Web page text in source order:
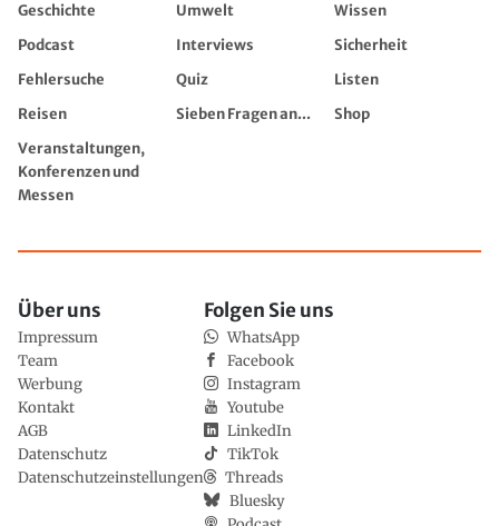
Geschichte Umwelt
Wissen
Podcast
Interviews
Sicherheit
Fehlersuche
Quiz
Listen
Reisen
Sieben Fragen an...
Shop
Veranstaltungen,
Konferenzen und
Messen
Über uns
Impressum
Team
Werbung
Kontakt
AGB
Datenschutz
Datenschutzeinstellungen
Folgen Sie uns
WhatsApp
Facebook
Instagram
Youtube
LinkedIn
TikTok
Threads
Bluesky